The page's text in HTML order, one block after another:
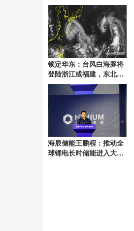
锁定华东：台风白海豚将
登陆浙江或福建，东北山
东酷热达极限即将降温 路
径与强度仍存变数
海辰储能王鹏程：推动全
球锂电长时储能进入大规